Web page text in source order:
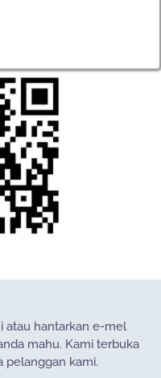
atau hantarkan e-mel
mahu. Kami terbuka
pelanggan kami.